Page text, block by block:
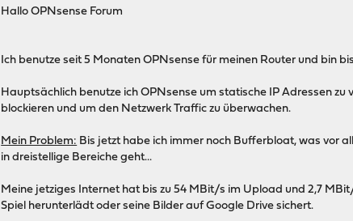
Hallo OPNsense Forum
Ich benutze seit 5 Monaten OPNsense für meinen Router und bin
Hauptsächlich benutze ich OPNsense um statische IP Adressen
blockieren und um den Netzwerk Traffic zu überwachen.
Mein Problem: Bis jetzt habe ich immer noch Bufferbloat, was vor
in dreistellige Bereiche geht...
Meine jetziges Internet hat bis zu 54 MBit/s im Upload und 2,7
Spiel herunterlädt oder seine Bilder auf Google Drive sichert.